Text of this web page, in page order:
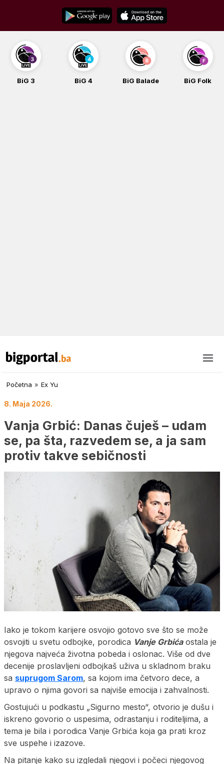
content
BiG 4 BiG Balade BiG Folk BiG iG
Početna » Ex Yu
8. Maja 2026.
Vanja Grbić: Danas čuješ – udam
se, pa šta, razvedem se, a ja sam
protiv takve sebičnosti
Iako je tokom karijere osvojio gotovo sve što se može
osvojiti u svetu odbojke, porodica Vanje Grbićaostala je
njegova najveća životna pobeda i oslonac. Više od dve
decenije proslavljeni odbojkaš uživa u skladnom braku
sa suprugom Sarom, sa kojom ima četvoro dece, a
upravo o njima govori sa najviše emocija i zahvalnosti.
Gostujući u podkastu „Sigurno mesto“, otvorio je dušu i
iskreno govorio o uspesima, odrastanju i roditeljima, a
tema je bila i porodica Vanje Grbića koja ga prati kroz
sve uspehe i izazove.
Na pitanje kako su izgledali njegovi i počeci njegovog